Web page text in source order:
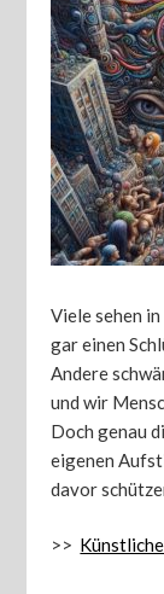
Viele sehen
gar einen
Andere
und wir
Doch genau
eigenen
davor
>>